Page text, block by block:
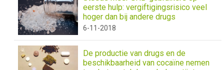
eerste hulp: vergiftigingsrisico veel
hoger dan bij andere drugs
6-11-2018
De productie van drugs en de
beschikbaarheid van cocaïne nemen